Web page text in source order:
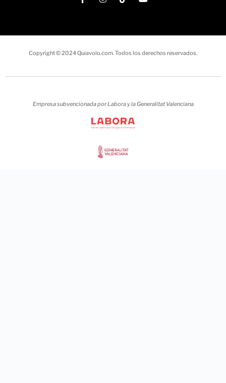
Copyright © 2024 Quiavolo.com. Todos los derechos reservados.
Empresa subvencionada por Labora y la Generalitat Valenciana